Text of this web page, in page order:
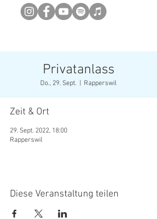
Privatanlass
Do., 29. Sept. Rapperswil
Zeit & Ort
29. Sept. 2022, 18:00
Rapperswil
Diese Veranstaltung teilen